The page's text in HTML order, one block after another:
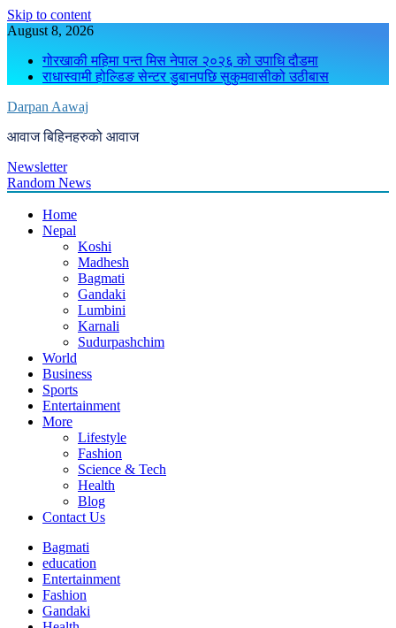
Skip to content
August 8, 2026
गोरखाकी महिमा पन्त मिस नेपाल २०२६ को उपाधि दौडमा
राधास्वामी होल्डिङ सेन्टर डुबानपछि सुकुमवासीको उठीबास
Darpan Aawaj
आवाज बिहिनहरुको आवाज
Newsletter
Random News
Home
Nepal
Koshi
Madhesh
Bagmati
Gandaki
Lumbini
Karnali
Sudurpashchim
World
Business
Sports
Entertainment
More
Lifestyle
Fashion
Science & Tech
Health
Blog
Contact Us
Bagmati
education
Entertainment
Fashion
Gandaki